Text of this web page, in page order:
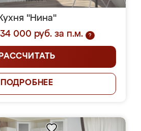
"Нина"
000 руб. за п.м.
?
РАССЧИТАТЬ
ПОДРОБНЕЕ